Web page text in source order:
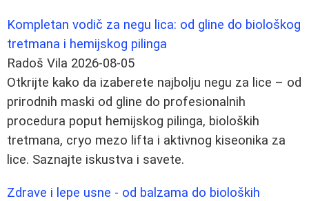
Kompletan vodič za negu lica: od gline do biološkog
tretmana i hemijskog pilinga
Radoš Vila 2026-08-05
Otkrijte kako da izaberete najbolju negu za lice – od
prirodnih maski od gline do profesionalnih
procedura poput hemijskog pilinga, bioloških
tretmana, cryo mezo lifta i aktivnog kiseonika za
lice. Saznajte iskustva i savete.
Zdrave i lepe usne - od balzama do bioloških